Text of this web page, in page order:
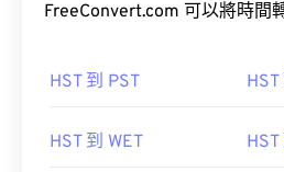
FreeConvert.com 可以將時間
HST 到 PST
HST 到 WET